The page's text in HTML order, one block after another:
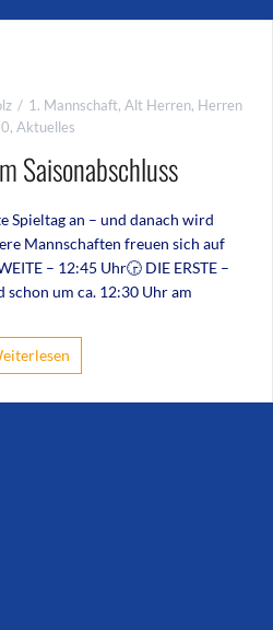
1. Mannschaft, Alt Herren, Herren
, Aktuelles
Saisonabschluss
Spieltag an – und danach wird
Mannschaften freuen sich auf
– 12:45 Uhr🕞 DIE ERSTE –
um ca. 12:30 Uhr am